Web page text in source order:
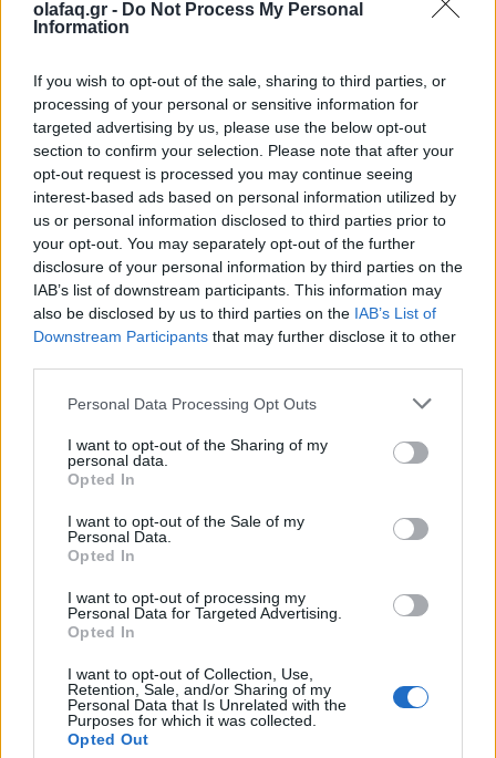
olafaq.gr - Do Not Process My Personal
Information
If you wish to opt-out of the sale, sharing to third parties, or
processing of your personal or sensitive information for
targeted advertising by us, please use the below opt-out
section to confirm your selection. Please note that after your
opt-out request is processed you may continue seeing
interest-based ads based on personal information utilized by
us or personal information disclosed to third parties prior to
your opt-out. You may separately opt-out of the further
disclosure of your personal information by third parties on the
IAB’s list of downstream participants. This information may
also be disclosed by us to third parties on the IAB’s List of
Downstream Participants that may further disclose it to other
Personal Data Processing Opt Outs
I want to opt-out of the Sharing of my
personal data.
Opted In
I want to opt-out of the Sale of my
Personal Data.
Opted In
I want to opt-out of processing my
Personal Data for Targeted Advertising.
Opted In
I want to opt-out of Collection, Use,
Retention, Sale, and/or Sharing of my
Personal Data that Is Unrelated with the
Purposes for which it was collected.
Opted Out
εφαρμογή με AI βοηθό: εξατομικευμένες.
Τεχνολογία
Ελληνική τεχνολογία διακρίνεται
παγκοσμίως: Το Brainfood Cloud κατακτά
το Global Impact Award στο World Startup
30.06.26
Επιλέχθηκε ανάμεσα σε χιλιάδες συμμετοχές ως μία από τις
μόλις πέντε startups παγκοσμίως που παρουσίασαν τη λύση
τους στην Κεντρική Σκηνή του We Make Future 2026, μίας
από τις μεγαλύτερες διεθνείς διο